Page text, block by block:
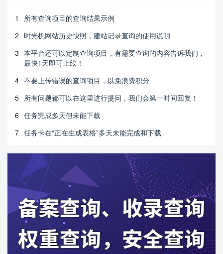
1
所有查询项目的查询结果示例
2 时光机网站历史快照，建站记录查询的使用说明
3 本平台还可以定制查询项目，有需要查询的内容告诉我们，
最快1天即可上线！
4 不要上传错误的查询项目，以免浪费积分
5 所有问题都可以在这里进行提问，我们会第一时间回复！
6 任务完成多天但未能下载
7 任务卡在“正在生成表格”多天未能完成和下载